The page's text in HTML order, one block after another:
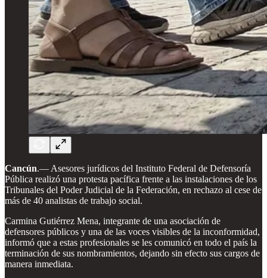
Cancún.— Asesores jurídicos del Instituto Federal de Defensoría
Pública realizó una protesta pacífica frente a las instalaciones de los
Tribunales del Poder Judicial de la Federación, en rechazo al cese de
más de 40 analistas de trabajo social.
Carmina Gutiérrez Mena, integrante de una asociación de
defensores públicos y una de las voces visibles de la inconformidad,
informó que a estas profesionales se les comunicó en todo el país la
terminación de sus nombramientos, dejando sin efecto sus cargos de
manera inmediata.